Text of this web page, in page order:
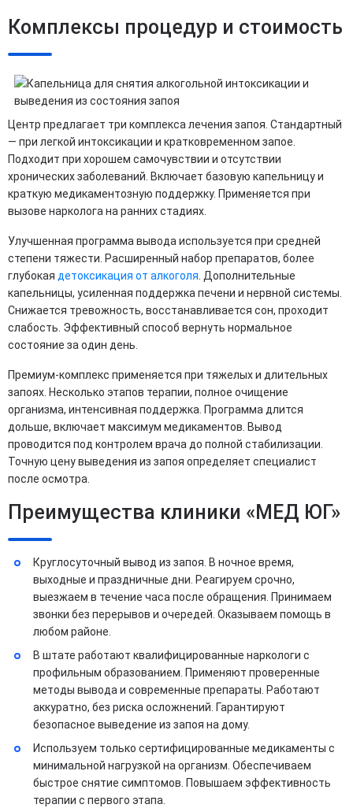
Комплексы процедур и стоимость
Центр предлагает три комплекса лечения запоя. Стандартный
— при легкой интоксикации и кратковременном запое.
Подходит при хорошем самочувствии и отсутствии
хронических заболеваний. Включает базовую капельницу и
краткую медикаментозную поддержку. Применяется при
вызове нарколога на ранних стадиях.
Улучшенная программа вывода используется при средней
степени тяжести. Расширенный набор препаратов, более
глубокая детоксикация от алкоголя. Дополнительные
капельницы, усиленная поддержка печени и нервной системы.
Снижается тревожность, восстанавливается сон, проходит
слабость. Эффективный способ вернуть нормальное
состояние за один день.
Премиум-комплекс применяется при тяжелых и длительных
запоях. Несколько этапов терапии, полное очищение
организма, интенсивная поддержка. Программа длится
дольше, включает максимум медикаментов. Вывод
проводится под контролем врача до полной стабилизации.
Точную цену выведения из запоя определяет специалист
после осмотра.
Преимущества клиники «МЕД ЮГ»
Круглосуточный вывод из запоя. В ночное время,
выходные и праздничные дни. Реагируем срочно,
выезжаем в течение часа после обращения. Принимаем
звонки без перерывов и очередей. Оказываем помощь в
любом районе.
В штате работают квалифицированные наркологи с
профильным образованием. Применяют проверенные
методы вывода и современные препараты. Работают
аккуратно, без риска осложнений. Гарантируют
безопасное выведение из запоя на дому.
Используем только сертифицированные медикаменты с
минимальной нагрузкой на организм. Обеспечиваем
быстрое снятие симптомов. Повышаем эффективность
терапии с первого этапа.